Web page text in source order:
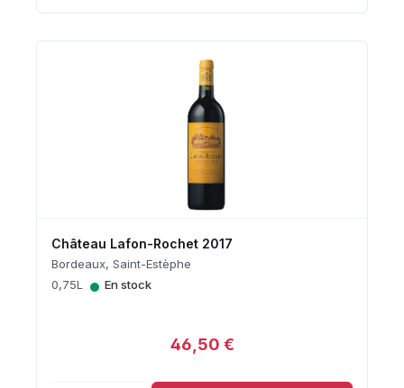
Château Lafon-Rochet 2017
Bordeaux, Saint-Estèphe
0,75L
• En stock
46,50 €